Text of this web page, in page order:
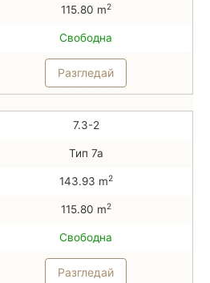
115.80 m2
Свободна
Разгледай
7.3-2
Тип 7а
143.93 m2
115.80 m2
Свободна
Разгледай